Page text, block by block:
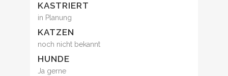
KASTRIERT
in Planung
KATZEN
noch nicht bekannt
HUNDE
Ja gerne